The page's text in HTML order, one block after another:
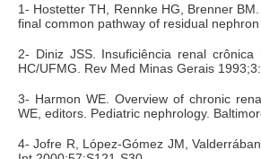
1- Hostetter TH, Rennke HG, Brenner
final common pathway of residual
2- Diniz JSS. Insuficiência renal
HC/UFMG. Rev Med Minas Gerais
3- Harmon WE. Overview of chronic
WE, editors. Pediatric nephrology.
4- Jofre R, López-Gómez JM,